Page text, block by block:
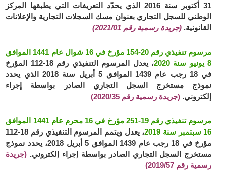
31 أكتوبر سنة 2016 الذي يحدّد التعريفات التي يطبقها المركز
الوطني للسجل التجاري بعنوان مسك السجلات التجارية والإعلانات
القانونية. (جريدة رسمية رقم 2021/01)
مرسوم تنفيذي رقم 20-154 مؤرخ في 16 شوال عام 1441 الموافق
8 يونيو سنة 2020
، ي
عدل المرسوم التنفيذي رقم 18-112 المؤرخ
في 18 رجب عام 1439 الموافق 5 أبريل سنة 2018 الذي يحدد
نموذج مستخرج السجل التجاري الصادر بواسطة إجراء
إلكتروني. (جريدة رسمية رقم 2020/35)
مرسوم تنفيذي رقم 19-251 مؤرخ في 16 محرم عام 1441 الموافق
16 سبتمبر سنة 2019
، يعدل ويتمم المرسوم التنفيذي رقم 18-112
مؤرخ في 18 رجب عام 1439 الموافق 5 أبريل 2018، يحدد نموذج
مستخرج السجل التجاري الصادر بواسطة إجراء إلكتروني. (جريدة
رسمية رقم 2019/57)